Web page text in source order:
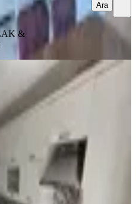
&
Ara
Ara Katta
Full Yapılı 3+1
Mahallesi
21.07.2026
₺